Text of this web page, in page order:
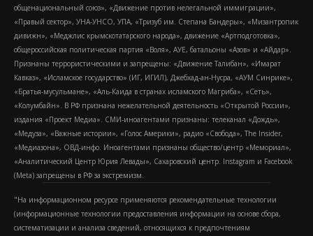
общенациональный союз», «Движение против нелегальной иммиграции»,
«Правый сектор», УНА-УНСО, УПА, «Тризуб им. Степана Бандеры», «Мизантропик
дивижн», «Меджлис крымскотатарского народа», движение «Артподготовка»,
общероссийская политическая партия «Воля», АУЕ, батальоны «Азов» и «Айдар».
Признаны террористическими и запрещены: «Движение Талибан», «Имарат
Кавказ», «Исламское государство» (ИГ, ИГИЛ), Джебхад-ан-Нусра, «АУМ Синрике»,
«Братья-мусульмане», «Аль-Каида в странах исламского Магриба», «Сеть»,
«Колумбайн». В РФ признана нежелательной деятельность «Открытой России»,
издания «Проект Медиа». СМИ-иноагентами признаны: телеканал «Дождь»,
«Медуза», «Важные истории», «Голос Америки», радио «Свобода», The Insider,
«Медиазона», ОВД-инфо. Иноагентами признаны общество/центр «Мемориал»,
«Аналитический Центр Юрия Левады», Сахаровский центр. Instagram и Facebook
(Metа) запрещены в РФ за экстремизм.
"На информационном ресурсе применяются рекомендательные технологии
(информационные технологии предоставления информации на основе сбора,
систематизации и анализа сведений, относящихся к предпочтениям